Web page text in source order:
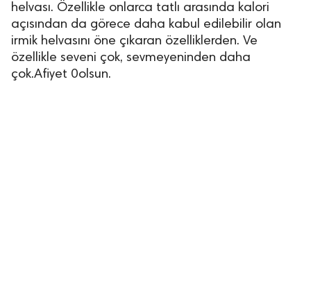
helvası. Özellikle onlarca tatlı arasında kalori
açısından da görece daha kabul edilebilir olan
irmik helvasını öne çıkaran özelliklerden. Ve
özellikle seveni çok, sevmeyeninden daha
çok.Afiyet 0olsun.